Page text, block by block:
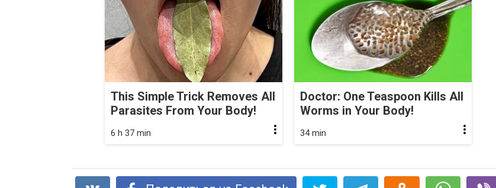
This Simple Trick Removes All
Parasites From Your Body!
6 h 37 min
Doctor: One Teaspoon Kills All
Worms in Your Body!
34 min